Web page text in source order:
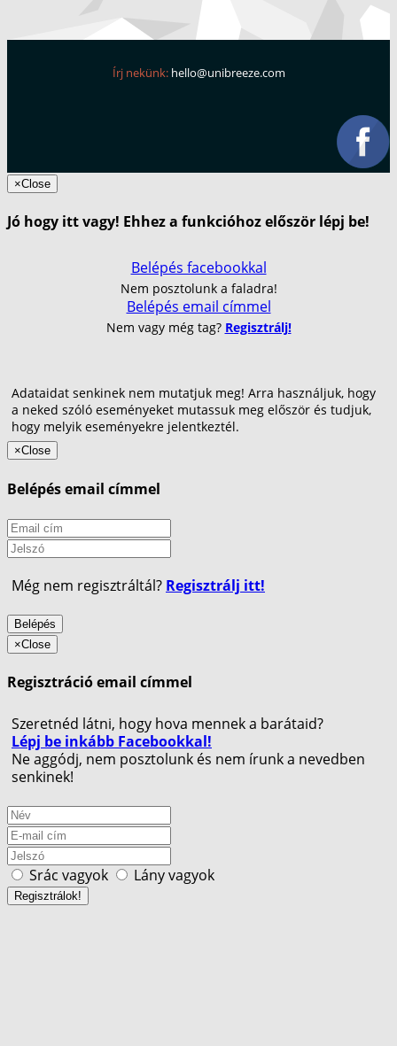
Írj nekünk: hello@unibreeze.com
×Close
Jó hogy itt vagy! Ehhez a funkcióhoz először lépj be!
Belépés facebookkal
Nem posztolunk a faladra!
Belépés email címmel
Nem vagy még tag? Regisztrálj!
Adataidat senkinek nem mutatjuk meg! Arra használjuk, hogy
a neked szóló eseményeket mutassuk meg először és tudjuk,
hogy melyik eseményekre jelentkeztél.
×Close
Belépés email címmel
Még nem regisztráltál? Regisztrálj itt!
Belépés
×Close
Regisztráció email címmel
Szeretnéd látni, hogy hova mennek a barátaid?
Lépj be inkább Facebookkal!
Ne aggódj, nem posztolunk és nem írunk a nevedben
senkinek!
Srác vagyok Lány vagyok
Regisztrálok!